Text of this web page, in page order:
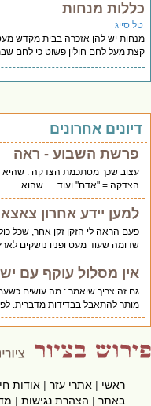
מנחות
סייג
יש להן אזכרה בבית מקדש מעט
מעל לחם חולין פשוט כי לחם שבת
אחרונים
פרשת השבוע - ראה
עצוב שכך מסתכמת הצדקה : שהיא
הצדקה = "אדם" ועוד... . שהוא..
למען יידע אחרון
פעם הראה לי הזקן זקן אחר, שכל
שדומה שעוד מעט ופניו נושקים לארץ.
אין מסלול עוקף עם
גם זה צריך שיאמר : מה עושים כשעם
מותר להתאבל בבדידות מדברית.
ראשי|אתרי עזר|אודות
באתר|הצהרת נגישות|